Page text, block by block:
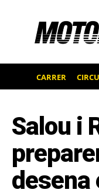
CARRER
Salou i
desena